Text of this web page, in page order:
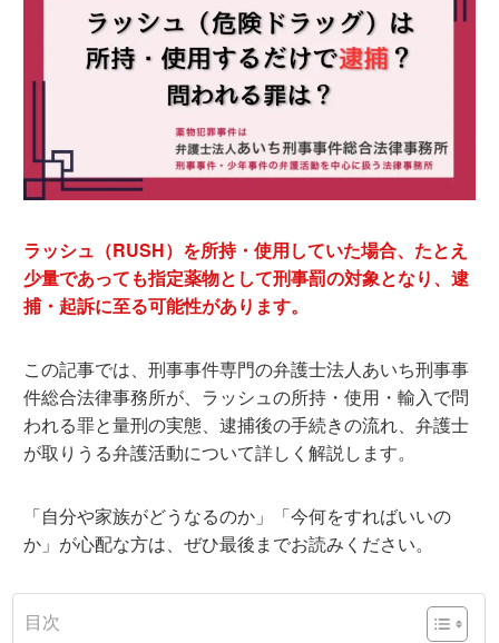
ラッシュ（RUSH）を所持・使用していた場合、たとえ
少量であっても指定薬物として刑事罰の対象となり、逮
捕・起訴に至る可能性があります。
この記事では、刑事事件専門の弁護士法人あいち刑事事
件総合法律事務所が、ラッシュの所持・使用・輸入で問
われる罪と量刑の実態、逮捕後の手続きの流れ、弁護士
が取りうる弁護活動について詳しく解説します。
「自分や家族がどうなるのか」「今何をすればいいの
か」が心配な方は、ぜひ最後までお読みください。
目次